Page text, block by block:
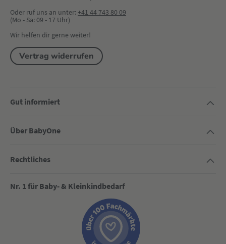
Oder ruf uns an unter:+41 44 743 80 09
(Mo - Sa: 09 - 17 Uhr)
Wir helfen dir gerne weiter!
Vertrag widerrufen
Gut informiert
Über BabyOne
Rechtliches
Nr. 1 für Baby- & Kleinkindbedarf